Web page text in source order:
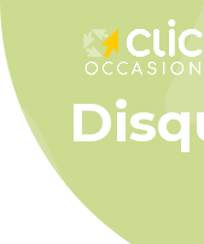
Panneau de gestion des